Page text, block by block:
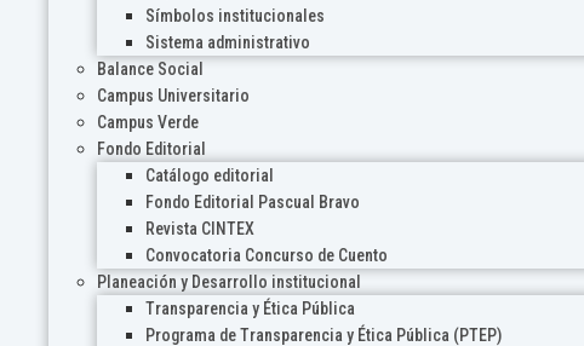
Símbolos institucionales
Sistema administrativo
Balance Social
Campus Universitario
Campus Verde
Fondo Editorial
Catálogo editorial
Fondo Editorial Pascual Bravo
Revista CINTEX
Convocatoria Concurso de Cuento
Planeación y Desarrollo institucional
Transparencia y Ética Pública
Programa de Transparencia y Ética Pública (PTEP)